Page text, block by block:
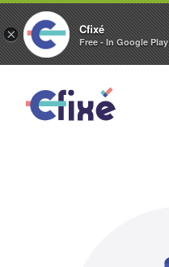
× Cfixé
Free - In Google Play